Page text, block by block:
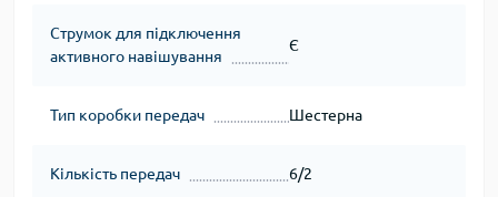
Струмок для підключення
активного навішування
Є
Тип коробки передач Шестерна
Кількість передач 6/2